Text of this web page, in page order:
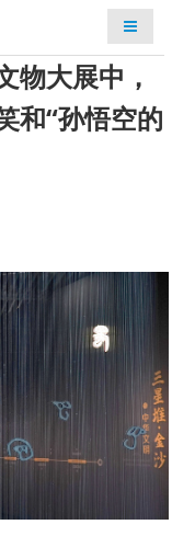
检索
物大展中，
和“孙悟空的